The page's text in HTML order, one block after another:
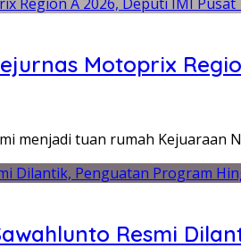
Motoprix
menjadi tuan rumah Kejuaraan
Resmi